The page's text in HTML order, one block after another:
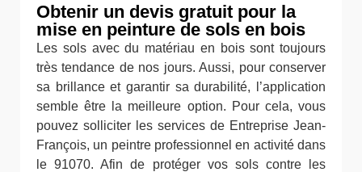
Obtenir un devis gratuit pour la
mise en peinture de sols en bois
Les sols avec du matériau en bois sont toujours
très tendance de nos jours. Aussi, pour conserver
sa brillance et garantir sa durabilité, l’application
semble être la meilleure option. Pour cela, vous
pouvez solliciter les services de Entreprise Jean-
François, un peintre professionnel en activité dans
le 91070. Afin de protéger vos sols contre les